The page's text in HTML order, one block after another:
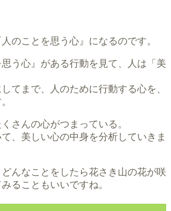
のことを思う心』になるのです。
う心』がある行動を見て、人は「美
てまで、人のために行動する心を、
さんの心がつまっている。
、美しい心の中身を分析していきま
んなことをしたら花さき山の花が咲
ることもいいですね。